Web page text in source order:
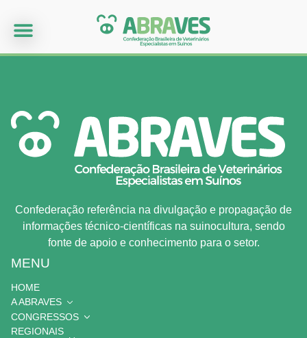
Confederação referência na divulgação e propagação de
informações técnico-científicas na suinocultura, sendo
fonte de apoio e conhecimento para o setor.
MENU
HOME
A ABRAVES
CONGRESSOS
REGIONAIS